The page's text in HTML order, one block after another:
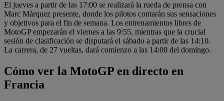
El jueves a partir de las 17:00 se realizará la rueda de prensa con
Marc Márquez presente, donde los pilotos contarán sus sensaciones
y objetivos para el fin de semana. Los entrenamientos libres de
MotoGP empezarán el viernes a las 9:55, mientras que la crucial
sesión de clasificación se disputará el sábado a partir de las 14:10.
La carrera, de 27 vueltas, dará comienzo a las 14:00 del domingo.
Cómo ver la MotoGP en directo en
Francia